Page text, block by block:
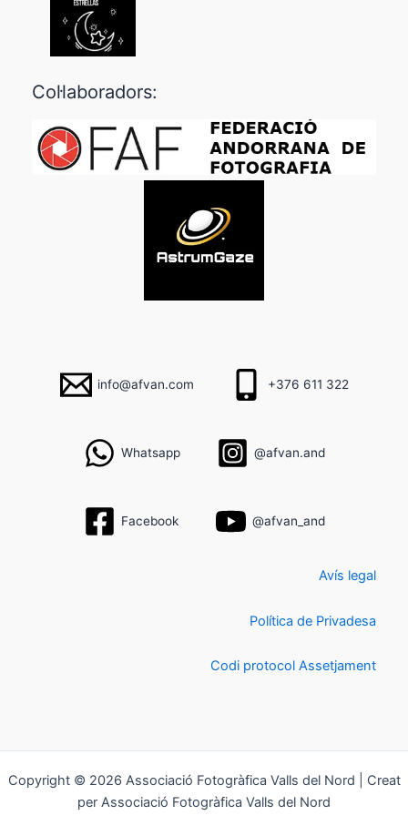
Col·laboradors:
info@afvan.com +376 611 322
Whatsapp @afvan.and
Facebook @afvan_and
Avís legal
Política de Privadesa
Codi protocol Assetjament
Copyright © 2026 Associació Fotogràfica Valls del Nord | Creat
per Associació Fotogràfica Valls del Nord